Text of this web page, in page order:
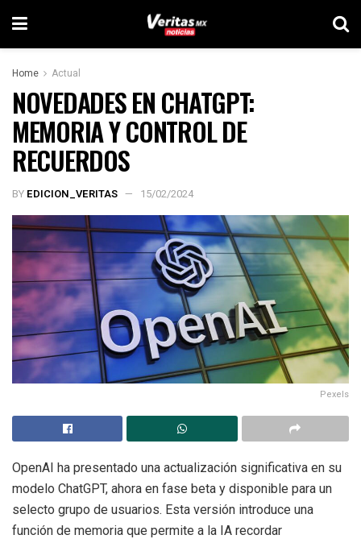
Home Actual
NOVEDADES EN CHATGPT:
MEMORIA Y CONTROL DE
RECUERDOS
BY EDICION_VERITAS 15/02/2024
Pexels
OpenAI ha presentado una actualización significativa en su
modelo ChatGPT, ahora en fase beta y disponible para un
selecto grupo de usuarios. Esta versión introduce una
función de memoria que permite a la IA recordar